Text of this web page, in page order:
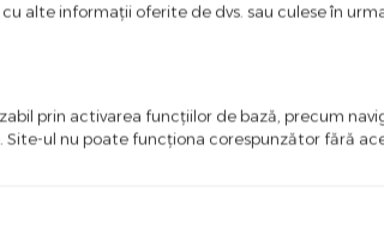
alte informații oferite de dvs. sau culese în
prin activarea funcţiilor de bază, precum
Site-ul nu poate funcţiona corespunzător fără